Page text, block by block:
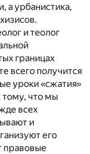
а урбанистика,
и теолог
границах
всего получится
уроки «сжатия»
тому, что мы
всех
и
его
правовые